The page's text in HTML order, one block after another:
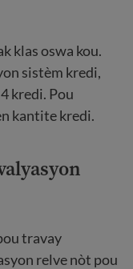
klas oswa kou.
sistèm kredi,
kredi. Pou
kantite kredi.
travay
relve nòt pou